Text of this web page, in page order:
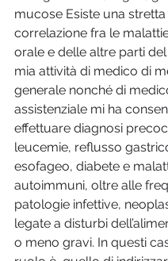
mucose Esiste una stretta
correlazione fra le
orale e delle altre parti
mia attività di medico di
generale nonché di
assistenziale mi ha
effettuare diagnosi
leucemie, reflusso
esofageo, diabete e
autoimmuni, oltre alle
patologie infettive,
legate a disturbi
o meno gravi. In questi